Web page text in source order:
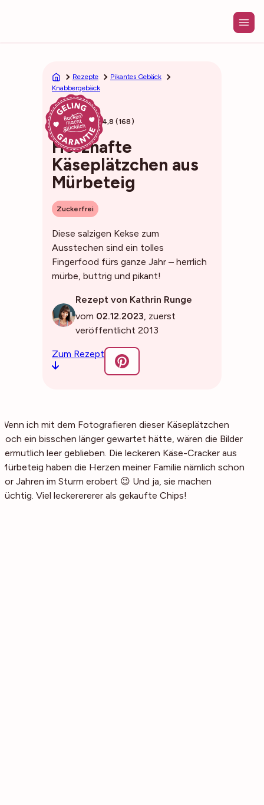
Rezepte
Pikantes Gebäck
Knabbergebäck
37min 4,8 (168)
Herzhafte
Käseplätzchen aus
Mürbeteig
Zuckerfrei
Diese salzigen Kekse zum
Ausstechen sind ein tolles
Fingerfood fürs ganze Jahr – herrlich
mürbe, buttrig und pikant!
Rezept von Kathrin Runge
vom 02.12.2023, zuerst
veröffentlicht 2013
Zum Rezept
Wenn ich mit dem Fotografieren dieser Käseplätzchen
noch ein bisschen länger gewartet hätte, wären die Bilder
vermutlich leer geblieben. Die leckeren Käse-Cracker aus
Mürbeteig haben die Herzen meiner Familie nämlich schon
vor Jahren im Sturm erobert 😉 Und ja, sie machen
süchtig. Viel leckerererer als gekaufte Chips!